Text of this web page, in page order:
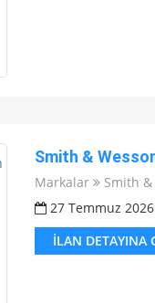
Smith &
Markalar Smith &
27 Temmuz 2026
İLAN DETAYINA